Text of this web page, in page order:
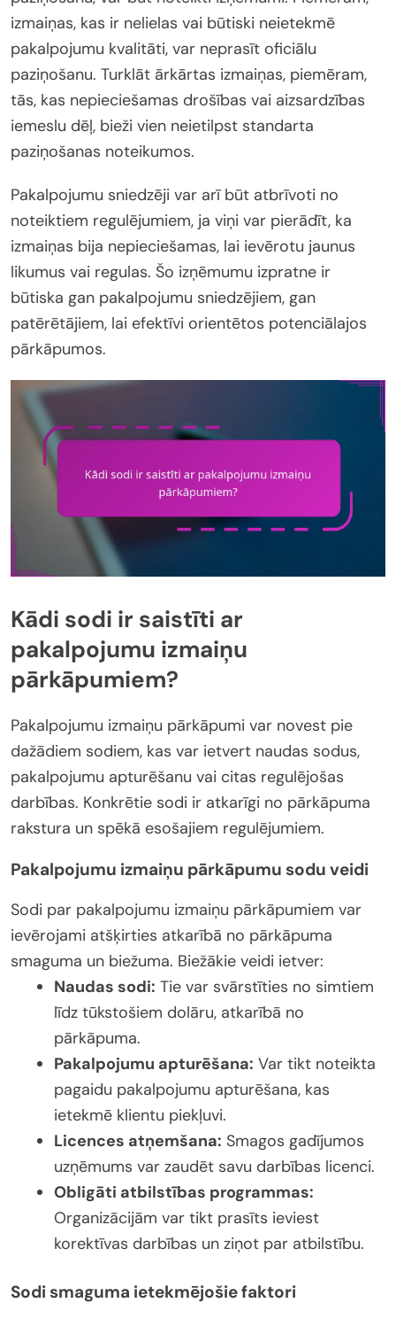
izmaiņas, kas ir nelielas vai būtiski neietekmē
pakalpojumu kvalitāti, var neprasīt oficiālu
paziņošanu. Turklāt ārkārtas izmaiņas, piemēram,
tās, kas nepieciešamas drošības vai aizsardzības
iemeslu dēļ, bieži vien neietilpst standarta
paziņošanas noteikumos.
Pakalpojumu sniedzēji var arī būt atbrīvoti no
noteiktiem regulējumiem, ja viņi var pierādīt, ka
izmaiņas bija nepieciešamas, lai ievērotu jaunus
likumus vai regulas. Šo izņēmumu izpratne ir
būtiska gan pakalpojumu sniedzējiem, gan
patērētājiem, lai efektīvi orientētos potenciālajos
pārkāpumos.
Kādi sodi ir saistīti ar
pakalpojumu izmaiņu
pārkāpumiem?
Pakalpojumu izmaiņu pārkāpumi var novest pie
dažādiem sodiem, kas var ietvert naudas sodus,
pakalpojumu apturēšanu vai citas regulējošas
darbības. Konkrētie sodi ir atkarīgi no pārkāpuma
rakstura un spēkā esošajiem regulējumiem.
Pakalpojumu izmaiņu pārkāpumu sodu veidi
Sodi par pakalpojumu izmaiņu pārkāpumiem var
ievērojami atšķirties atkarībā no pārkāpuma
smaguma un biežuma. Biežākie veidi ietver:
Naudas sodi: Tie var svārstīties no simtiem
līdz tūkstošiem dolāru, atkarībā no
pārkāpuma.
Pakalpojumu apturēšana: Var tikt noteikta
pagaidu pakalpojumu apturēšana, kas
ietekmē klientu piekļuvi.
Licences atņemšana: Smagos gadījumos
uzņēmums var zaudēt savu darbības licenci.
Obligāti atbilstības programmas:
Organizācijām var tikt prasīts ieviest
korektīvas darbības un ziņot par atbilstību.
Sodi smaguma ietekmējošie faktori